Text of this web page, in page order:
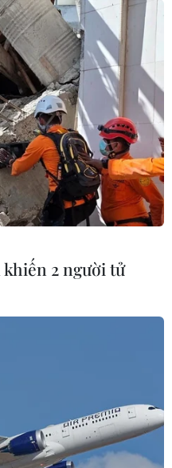
tử VietnamPlus.
chính thức công
thông năm 2022. Thí sinh
Điện tử VietnamPlus.
2 người tử